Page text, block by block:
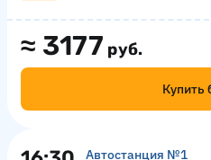
≈ 3177 руб.
Купить
Автостанция №1